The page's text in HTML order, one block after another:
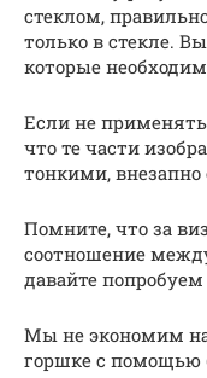
стеклом,
только в стекле.
которые
Если не
что те части
тонкими,
Помните, что за
соотношение
давайте
Мы не экономим
горшке с помощью